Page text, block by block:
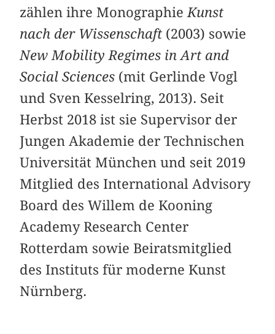
zählen ihre MonographieKunst
nach der Wissenschaft (2003) sowie
New Mobility Regimes in Art and
Social Sciences (mit Gerlinde Vogl
und Sven Kesselring, 2013). Seit
Herbst 2018 ist sie Supervisor der
Jungen Akademie der Technischen
Universität München und seit 2019
Mitglied des International Advisory
Board des Willem de Kooning
Academy Research Center
Rotterdam sowie Beiratsmitglied
des Instituts für moderne Kunst
Nürnberg.